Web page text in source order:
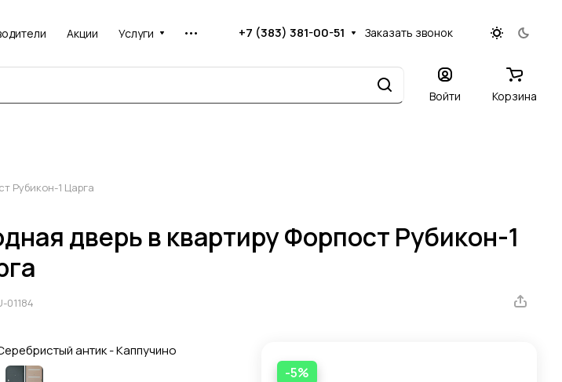
Акции Услуги +7 (383) 381-00-51 Заказать звонок
Войти Корзина
Рубикон-1 Царга
дверь в квартиру Форпост Рубикон-1
01184
антик - Каппучино
-5%